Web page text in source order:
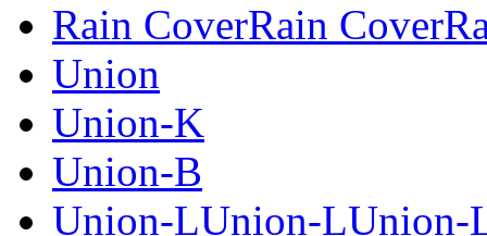
Rain CoverRain
Union
Union-K
Union-B
Union-LUnion-LUnion-